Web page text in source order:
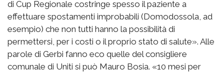
di Cup Regionale costringe spesso il paziente a
effettuare spostamenti improbabili (Domodossola, ad
esempio) che non tutti hanno la possibilità di
permettersi, per i costi o il proprio stato di salute». Alle
parole di Gerbi fanno eco quelle del consigliere
comunale di Uniti si può Mauro Bosia. «10 mesi per